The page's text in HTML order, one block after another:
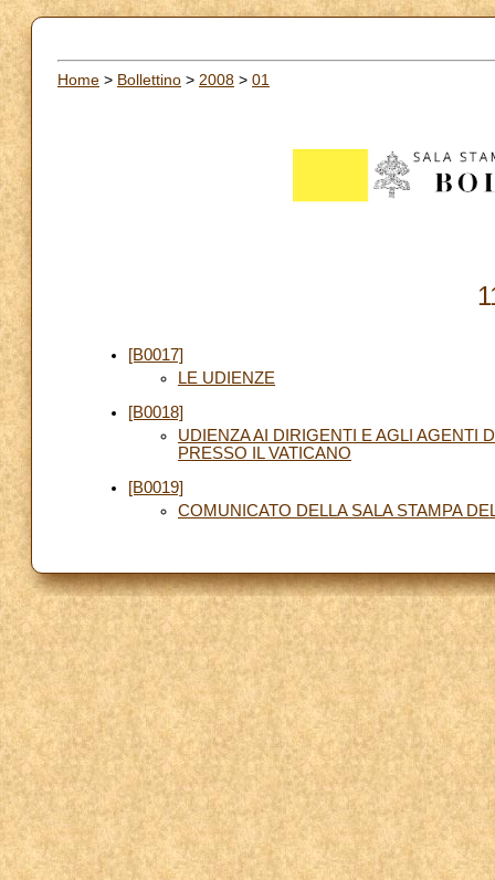
Home > Bollettino > 2008 > 01
[B0017]
LE UDIENZE
[B0018]
UDIENZA AI DIRIGENTI E AGLI AGENTI
PRESSO IL VATICANO
[B0019]
COMUNICATO DELLA SALA STAMPA